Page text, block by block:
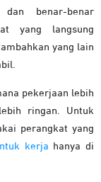
benar-benar
yang langsung
yang lain
pekerjaan lebih
ringan. Untuk
perangkat yang
kerja hanya di